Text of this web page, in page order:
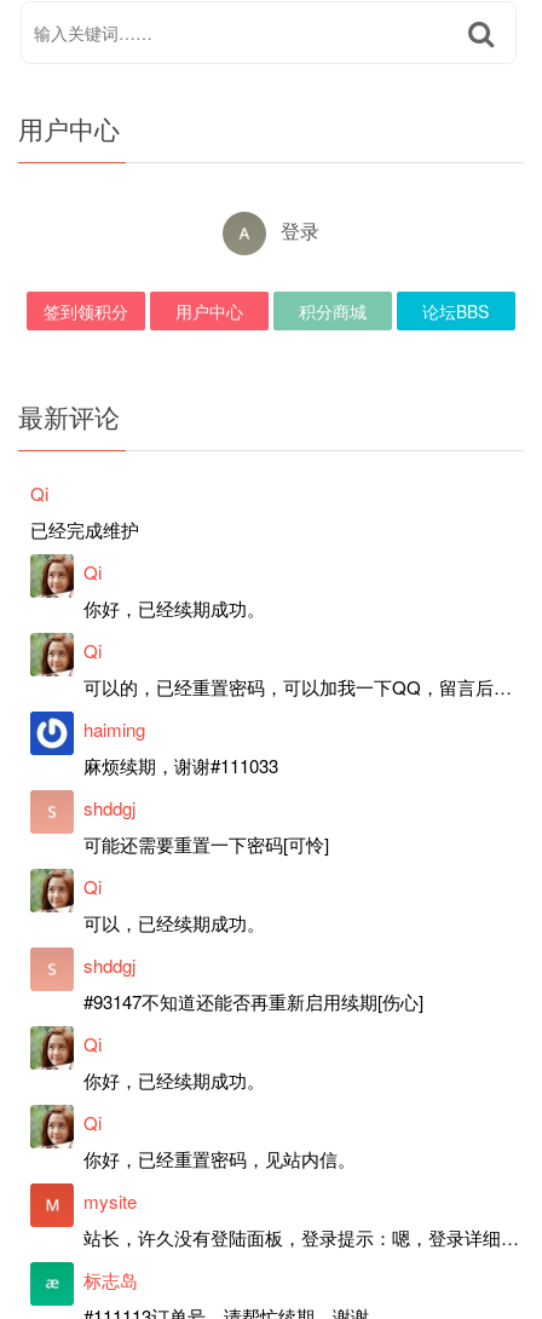
用户中心
登录
签到领积分 用户中心 积分商城 论坛BBS
最新评论
Qi
已经完成维护
Qi
你好，已经续期成功。
Qi
可以的，已经重置密码，可以加我一下QQ，留言后我就发密码给你。
haiming
麻烦续期，谢谢#111033
shddgj
可能还需要重置一下密码[可怜]
Qi
可以，已经续期成功。
shddgj
#93147不知道还能否再重新启用续期[伤心]
Qi
你好，已经续期成功。
Qi
你好，已经重置密码，见站内信。
mysite
站长，许久没有登陆面板，登录提示：嗯，登录详细信息似乎不正确。请重试。 网站还可以正常使用。如果是密码问题请帮忙重置一下密码。谢谢。订单号：97790，账号：aa20210950。 站长，提交了工单，你回复续期成功，不过我的问题是面部登陆信息有问题，一直是初始密码，现在无法登陆，有时间麻烦排查一下。
标志岛